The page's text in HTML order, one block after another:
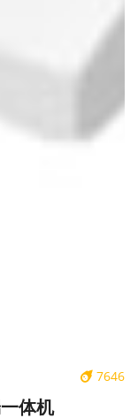
7646
体机